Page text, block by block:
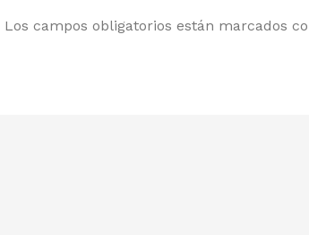
Los campos obligatorios están marcados